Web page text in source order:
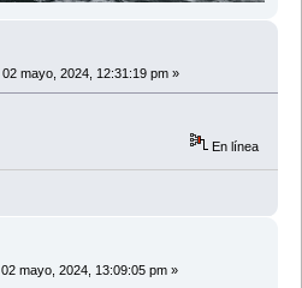
02 mayo, 2024, 12:31:19 pm »
En línea
02 mayo, 2024, 13:09:05 pm »